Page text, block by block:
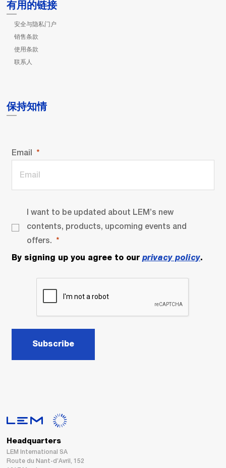
有用的链接
安全与隐私门户
销售条款
使用条款
联系人
保持知情
Email
I want to be updated about LEM’s new
contents, products, upcoming events and
offers.
By signing up you agree to our privacy policy.
Subscribe
Headquarters
LEM International SA
Route du Nant-d’Avril, 152